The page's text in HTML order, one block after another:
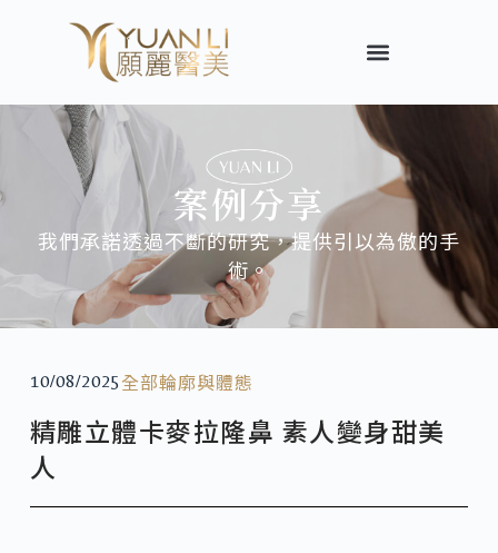
案例分享
我們承諾透過不斷的研究，提供引以為傲的手
術。
10/08/2025 全部輪廓與體態
精雕立體卡麥拉隆鼻 素人變身甜美
人